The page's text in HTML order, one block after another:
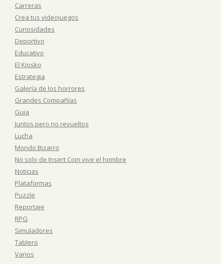
Carreras
Crea tus videojuegos
Curiosidades
Deportivo
Educativo
El Kiosko
Estrategia
Galería de los horrores
Grandes Compañías
Guia
Juntos pero no revueltos
Lucha
Mondo Bizarro
No solo de Insert Coin vive el hombre
Noticias
Plataformas
Puzzle
Reportaje
RPG
Simuladores
Tablero
Varios